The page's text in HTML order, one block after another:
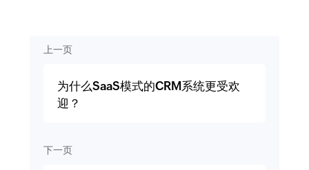
上一页
为什么SaaS模式的CRM系统更受欢
迎？
下一页